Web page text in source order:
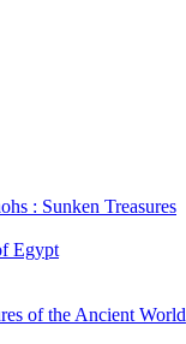
: Sunken Treasures
Egypt
of the Ancient World